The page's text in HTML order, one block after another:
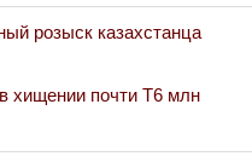
розыск казахстанца
хищении почти Т6 млн